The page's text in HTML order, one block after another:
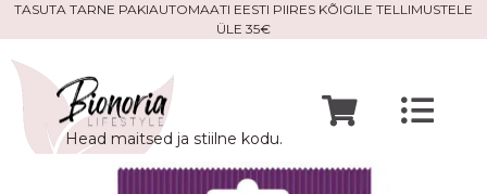
Skip
to
content
TASUTA TARNE PAKIAUTOMAATI EESTI PIIRES KÕIGILE TELLIMUSTELE
ÜLE 35€
Head maitsed ja stiilne kodu.